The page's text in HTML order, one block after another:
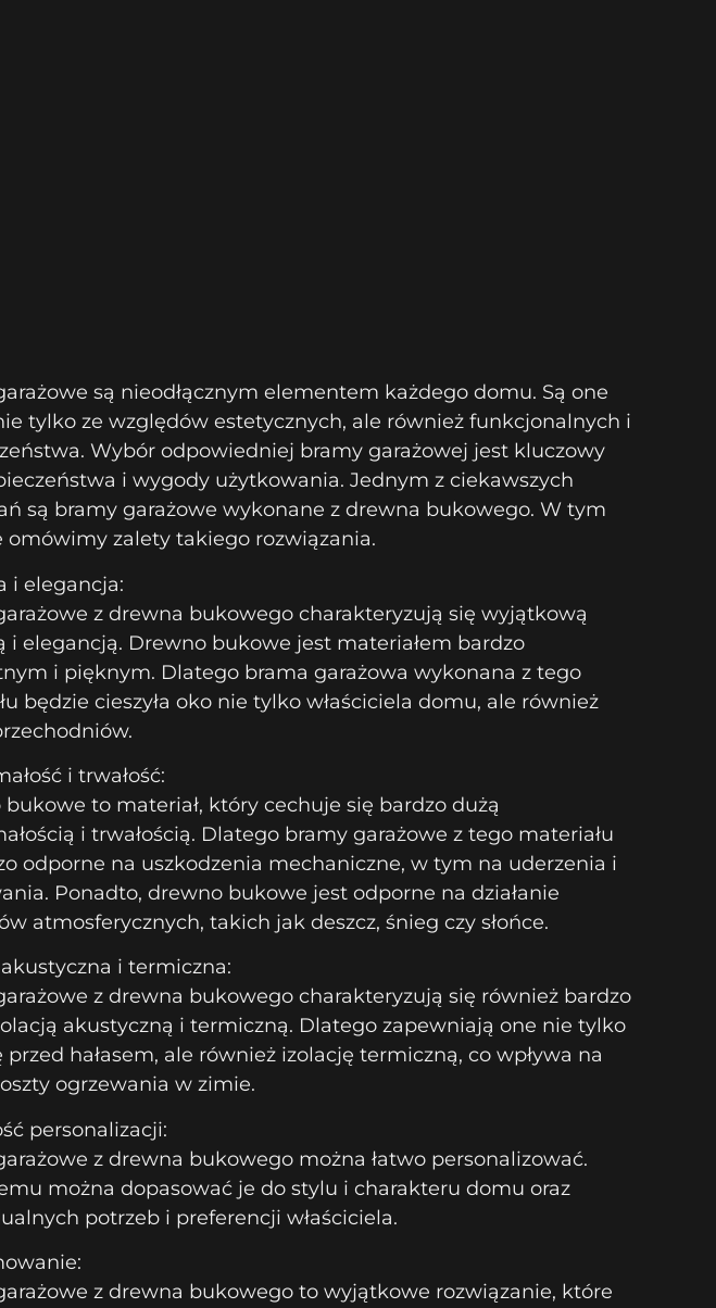
są nieodłącznym elementem każdego domu. Są one
tylko ze względów estetycznych, ale również funkcjonalnych i
Wybór odpowiedniej bramy garażowej jest kluczowy
i wygody użytkowania. Jednym z ciekawszych
są bramy garażowe wykonane z drewna bukowego. W tym
omówimy zalety takiego rozwiązania.
i elegancja:
z drewna bukowego charakteryzują się wyjątkową
i elegancją. Drewno bukowe jest materiałem bardzo
i pięknym. Dlatego brama garażowa wykonana z tego
będzie cieszyła oko nie tylko właściciela domu, ale również
i trwałość:
bukowe to materiał, który cechuje się bardzo dużą
i trwałością. Dlatego bramy garażowe z tego materiału
odporne na uszkodzenia mechaniczne, w tym na uderzenia i
Ponadto, drewno bukowe jest odporne na działanie
atmosferycznych, takich jak deszcz, śnieg czy słońce.
i termiczna:
z drewna bukowego charakteryzują się również bardzo
akustyczną i termiczną. Dlatego zapewniają one nie tylko
przed hałasem, ale również izolację termiczną, co wpływa na
ogrzewania w zimie.
personalizacji:
z drewna bukowego można łatwo personalizować.
można dopasować je do stylu i charakteru domu oraz
potrzeb i preferencji właściciela.
z drewna bukowego to wyjątkowe rozwiązanie, które